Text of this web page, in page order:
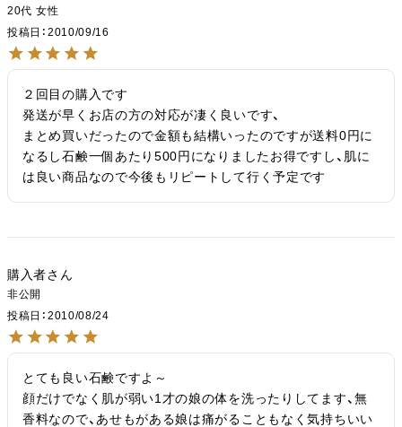
20代 女性
投稿日
2010/09/16
２回目の購入です
発送が早くお店の方の対応が凄く良いです、
まとめ買いだったので金額も結構いったのですが送料0円に
なるし石鹸一個あたり500円になりましたお得ですし、肌に
は良い商品なので今後もリピートして行く予定です
購入者
非公開
投稿日
2010/08/24
とても良い石鹸ですよ～
顔だけでなく肌が弱い1才の娘の体を洗ったりしてます、無
香料なので、あせもがある娘は痛がることもなく気持ちいい